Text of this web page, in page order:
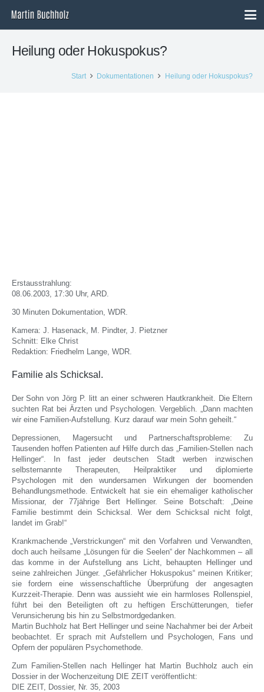
Heilung oder Hokuspokus?
Start Dokumentationen Heilung oder Hokuspokus?
Erstausstrahlung:
08.06.2003, 17:30 Uhr, ARD.
30 Minuten Dokumentation, WDR.
Kamera: J. Hasenack, M. Pindter, J. Pietzner
Schnitt: Elke Christ
Redaktion: Friedhelm Lange, WDR.
Familie als Schicksal.
Der Sohn von Jörg P. litt an einer schweren Hautkrankheit. Die Eltern
suchten Rat bei Ärzten und Psychologen. Vergeblich. „Dann machten
wir eine Familien-Aufstellung. Kurz darauf war mein Sohn geheilt.“
Depressionen, Magersucht und Partnerschaftsprobleme: Zu
Tausenden hoffen Patienten auf Hilfe durch das „Familien-Stellen nach
Hellinger“. In fast jeder deutschen Stadt werben inzwischen
selbsternannte Therapeuten, Heilpraktiker und diplomierte
Psychologen mit den wundersamen Wirkungen der boomenden
Behandlungsmethode. Entwickelt hat sie ein ehemaliger katholischer
Missionar, der 77jährige Bert Hellinger. Seine Botschaft: „Deine
Familie bestimmt dein Schicksal. Wer dem Schicksal nicht folgt,
landet im Grab!“
Krankmachende „Verstrickungen“ mit den Vorfahren und Verwandten,
doch auch heilsame „Lösungen für die Seelen“ der Nachkommen – all
das komme in der Aufstellung ans Licht, behaupten Hellinger und
seine zahlreichen Jünger. „Gefährlicher Hokuspokus“ meinen Kritiker;
sie fordern eine wissenschaftliche Überprüfung der angesagten
Kurzzeit-Therapie. Denn was aussieht wie ein harmloses Rollenspiel,
führt bei den Beteiligten oft zu heftigen Erschütterungen, tiefer
Verunsicherung bis hin zu Selbstmordgedanken.
Martin Buchholz hat Bert Hellinger und seine Nachahmer bei der Arbeit
beobachtet. Er sprach mit Aufstellern und Psychologen, Fans und
Opfern der populären Psychomethode.
Zum Familien-Stellen nach Hellinger hat Martin Buchholz auch ein
Dossier in der Wochenzeitung DIE ZEIT veröffentlicht:
DIE ZEIT, Dossier, Nr. 35, 2003